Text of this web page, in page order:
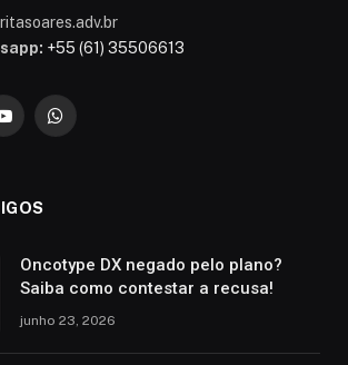
+55 (61) 35506613
YouTubeWhatsApp
Oncotype DX negado pelo plano?
Saiba como contestar a recusa!
junho 23, 2026